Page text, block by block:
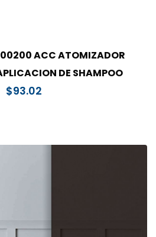
ACC ATOMIZADOR
DE SHAMPOO
$93.02